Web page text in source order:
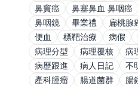
鼻竇癌
鼻塞鼻血 鼻咽癌
鼻咽鏡
畢業禮
扁桃腺
便血
標靶治療 病假
病理分型
病理覆核 病
病歷跟進
病人日記
不
產科腫瘤
腸道菌群
腸